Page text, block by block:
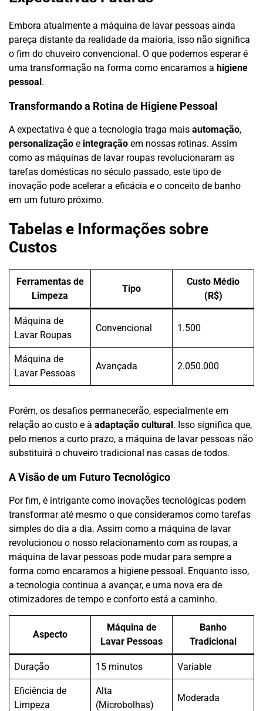
Embora atualmente a máquina de lavar pessoas ainda
pareça distante da realidade da maioria, isso não significa
o fim do chuveiro convencional. O que podemos esperar é
uma transformação na forma como encaramos a higiene
pessoal .
Transformando a Rotina de Higiene Pessoal
A expectativa é que a tecnologia traga mais automação,
personalização e integração em nossas rotinas. Assim
como as máquinas de lavar roupas revolucionaram as
tarefas domésticas no século passado, este tipo de
inovação pode acelerar a eficácia e o conceito de banho
em um futuro próximo.
Tabelas e Informações sobre
Custos
Ferramentas de
Limpeza
Tipo
Custo Médio
(R$)
Máquina de
Lavar Roupas
Convencional 1.500
Máquina de
Lavar Pessoas
Avançada 2.050.000
Porém, os desafios permanecerão, especialmente em
relação ao custo e à adaptação cultural. Isso significa que,
pelo menos a curto prazo, a máquina de lavar pessoas não
substituirá o chuveiro tradicional nas casas de todos.
A Visão de um Futuro Tecnológico
Por fim, é intrigante como inovações tecnológicas podem
transformar até mesmo o que consideramos como tarefas
simples do dia a dia. Assim como a máquina de lavar
revolucionou o nosso relacionamento com as roupas, a
máquina de lavar pessoas pode mudar para sempre a
forma como encaramos a higiene pessoal. Enquanto isso,
a tecnologia continua a avançar, e uma nova era de
otimizadores de tempo e conforto está a caminho.
Aspecto
Máquina de
Lavar Pessoas
Banho
Tradicional
Duração 15 minutos Variable
Eficiência de
Limpeza
Alta
(Microbolhas)
Moderada